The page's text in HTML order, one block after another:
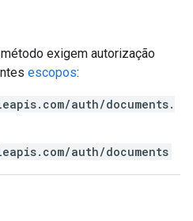
exigem autorização
escopos:
auth/documents.
auth/documents